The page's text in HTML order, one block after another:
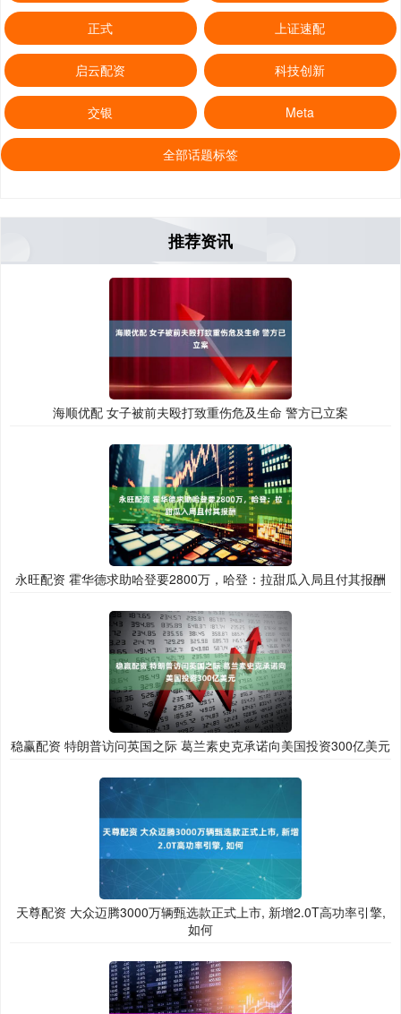
正式 上证速配
启云配资 科技创新
交银 Meta
全部话题标签
推荐资讯
海顺优配 女子被前夫殴打致重伤危及生命 警方已立案
永旺配资 霍华德求助哈登要2800万，哈登：拉甜瓜入局且付其报酬
稳赢配资 特朗普访问英国之际 葛兰素史克承诺向美国投资300亿美元
天尊配资 大众迈腾3000万辆甄选款正式上市, 新增2.0T高功率引擎,
如何